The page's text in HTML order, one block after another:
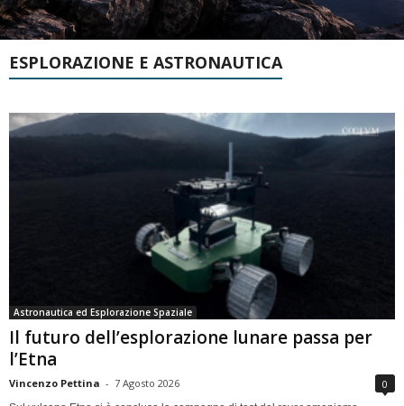
ESPLORAZIONE E ASTRONAUTICA
Astronautica ed Esplorazione Spaziale
Il futuro dell’esplorazione lunare passa per
l’Etna
Vincenzo Pettina - 7 Agosto 2026 0